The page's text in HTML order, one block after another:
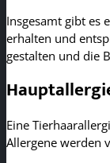
Insgesamt gibt es
erhalten und
gestalten und die
Eine
Allergene werden